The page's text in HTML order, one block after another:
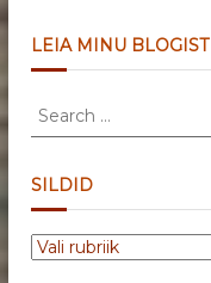
LEIA MINU BLOGIST
S
r
c
h
f
SILDID
S